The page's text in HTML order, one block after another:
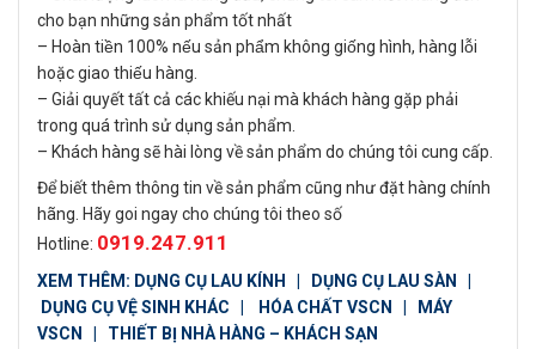
cho bạn những sản phẩm tốt nhất
– Hoàn tiền 100% nếu sản phẩm không giống hình, hàng lỗi
hoặc giao thiếu hàng.
– Giải quyết tất cả các khiếu nại mà khách hàng gặp phải
trong quá trình sử dụng sản phẩm.
– Khách hàng sẽ hài lòng về sản phẩm do chúng tôi cung cấp.
Để biết thêm thông tin về sản phẩm cũng như đặt hàng chính
hãng. Hãy goi ngay cho chúng tôi theo số
Hotline: 0919.247.911
XEM THÊM: DỤNG CỤ LAU KÍNH | DỤNG CỤ LAU SÀN
|
DỤNG CỤ VỆ SINH KHÁC | HÓA CHẤT VSCN | MÁY
VSCN | THIẾT BỊ NHÀ HÀNG – KHÁCH SẠN